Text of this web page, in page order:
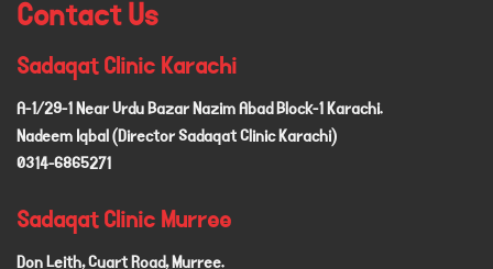
Contact Us
Sadaqat Clinic Karachi
A-1/29-1 Near Urdu Bazar Nazim Abad Block-1 Karachi.
Nadeem Iqbal (Director Sadaqat Clinic Karachi)
0314-6865271
Sadaqat Clinic Murree
Don Leith, Cuart Road, Murree.